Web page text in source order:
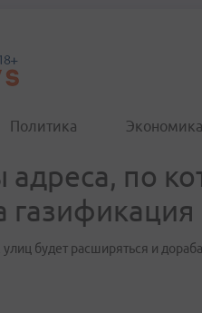
Политика Экономика
адреса, по
газификация
будет расширяться и